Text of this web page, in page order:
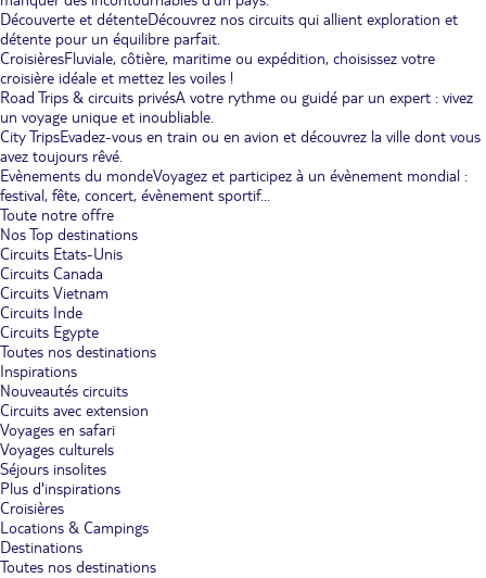
Découverte et détenteDécouvrez nos circuits qui allient exploration et
détente pour un équilibre parfait.
CroisièresFluviale, côtière, maritime ou expédition, choisissez votre
croisière idéale et mettez les voiles !
Road Trips & circuits privésA votre rythme ou guidé par un expert : vivez
un voyage unique et inoubliable.
City TripsEvadez-vous en train ou en avion et découvrez la ville dont vous
avez toujours rêvé.
Evènements du mondeVoyagez et participez à un évènement mondial :
festival, fête, concert, évènement sportif...
Toute notre offre
Nos Top destinations
Circuits Etats-Unis
Circuits Canada
Circuits Vietnam
Circuits Inde
Circuits Egypte
Toutes nos destinations
Inspirations
Nouveautés circuits
Circuits avec extension
Voyages en safari
Voyages culturels
Séjours insolites
Plus d'inspirations
Croisières
Locations & Campings
Destinations
Toutes nos destinations